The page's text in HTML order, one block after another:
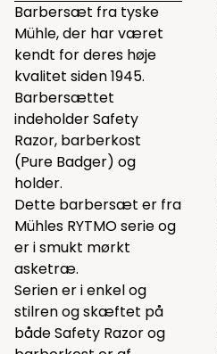
Barbersæt fra tyske
Mühle, der har været
kendt for deres høje
kvalitet siden 1945.
Barbersættet
indeholder Safety
Razor, barberkost
(Pure Badger) og
holder.
Dette barbersæt er fra
Mühles RYTMO serie og
er i smukt mørkt
asketræ.
Serien er i enkel og
stilren og skæftet på
både Safety Razor og